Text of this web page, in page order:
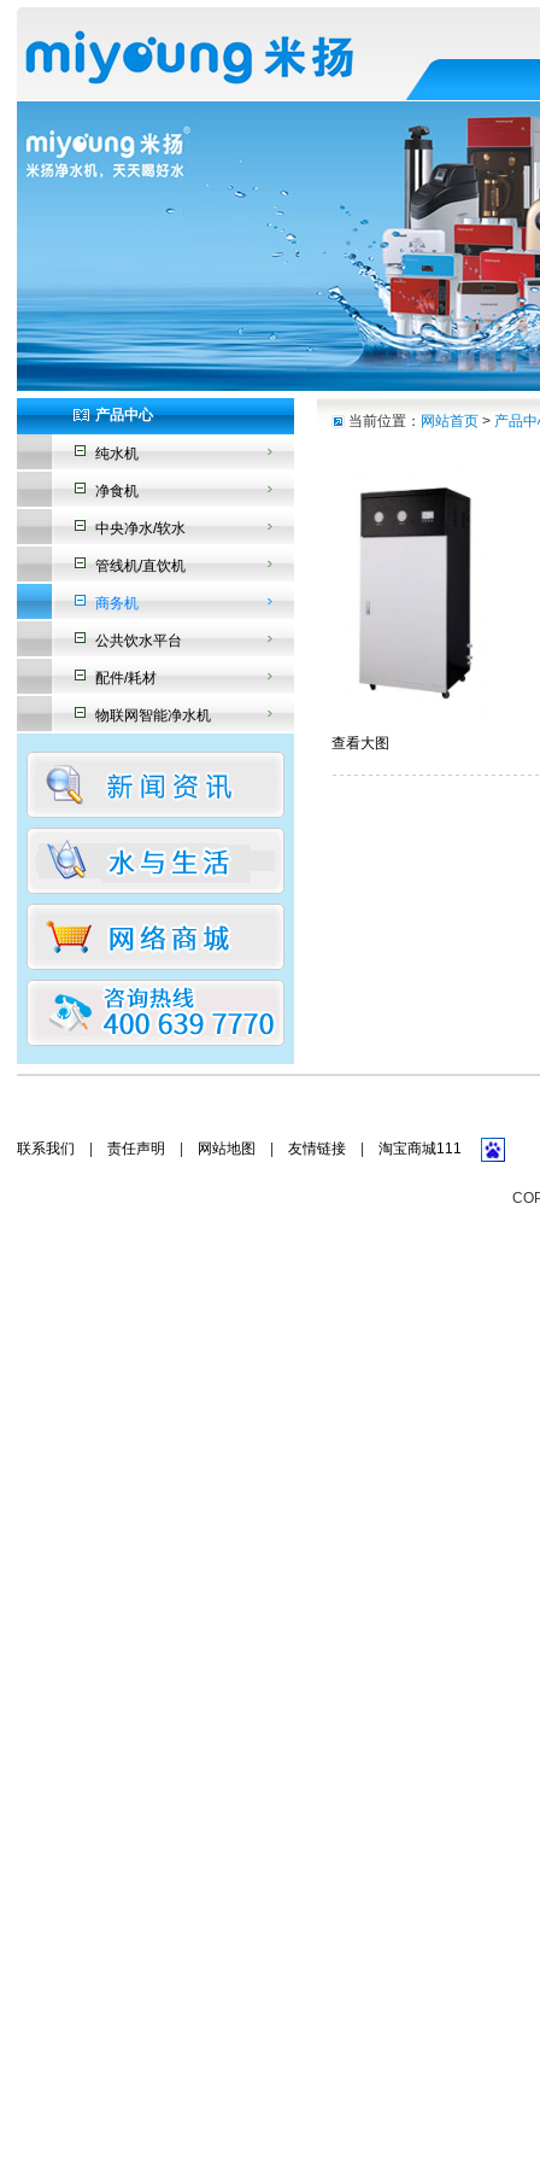
产品中心
纯水机
净食机
中央净水/软水
管线机/直饮机
商务机
公共饮水平台
配件/耗材
物联网智能净水机
当前位置： 网站首页> 产品中
查看大图
联系我们 责任声明 网站地图 友情链接 淘宝商城111